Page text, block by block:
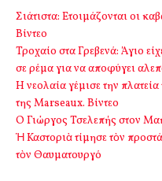
Σιάτιστα: Ετοιμάζονται οι
Βίντεο
Τροχαίο στα Γρεβενά: Άγιο
σε ρέμα για να αποφύγει
Η νεολαία γέμισε την
της Marseaux. Βίντεο
Ο Γιώργος Τσελεπής στον
Ἡ Καστοριὰ τίμησε τὸν
τὸν Θαυματουργό